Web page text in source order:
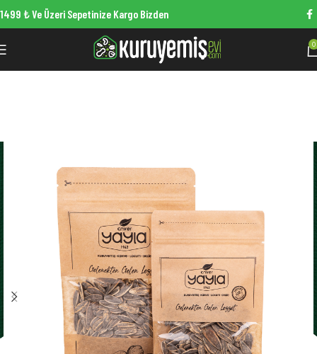
1499 ₺ Ve Üzeri Sepetinize Kargo Bizden
0